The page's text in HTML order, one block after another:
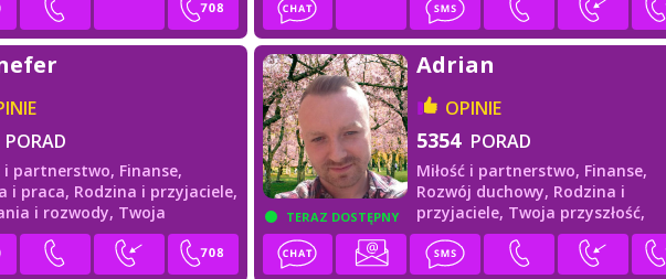
PORAD
i partnerstwo, Finanse,
i praca, Rodzina i przyjaciele,
i rozwody, Twoja
TERAZ DOSTĘPNY
Adrian
OPINIE
5354 PORAD
Miłość i partnerstwo, Finanse,
Rozwój duchowy, Rodzina i
przyjaciele, Twoja przyszłość,
Wsparcie duchowe